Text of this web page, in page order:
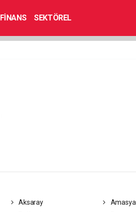
FİNANS SEKTÖREL
Aksaray
Amasya